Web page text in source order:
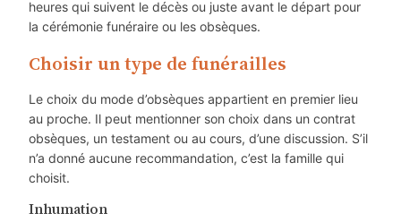
heures qui suivent le décès ou juste avant le départ pour
la cérémonie funéraire ou les obsèques.
Choisir un type de funérailles
Le choix du mode d’obsèques appartient en premier lieu
au proche. Il peut mentionner son choix dans un contrat
obsèques, un testament ou au cours, d’une discussion. S’il
n’a donné aucune recommandation, c’est la famille qui
choisit.
Inhumation